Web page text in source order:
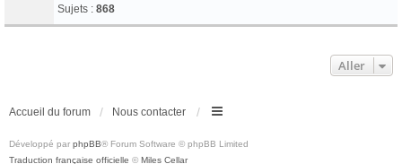
Sujets : 868
Aller
Accueil du forum Nous contacter
Développé par phpBB® Forum Software © phpBB Limited
Traduction française officielle © Miles Cellar